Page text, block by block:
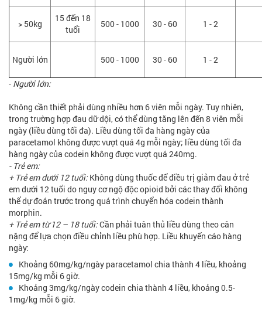
> 50kg
15 đến 18
tuổi
500 - 1000 30 - 60 1 - 2
Người lớn 500 - 1000 30 - 60 1 - 2
- Người lớn:
Không cần thiết phải dùng nhiều hơn 6 viên mỗi ngày. Tuy nhiên,
trong trường hợp đau dữ dội, có thể dùng tăng lên đến 8 viên mỗi
ngày (liều dùng tối đa). Liều dùng tối đa hàng ngày của
paracetamol không được vượt quá 4g mỗi ngày; liều dùng tối đa
hàng ngày của codein không được vượt quá 240mg.
- Trẻ em:
+ Trẻ em dưới 12 tuổi: Không dùng thuốc để điều trị giảm đau ở trẻ
em dưới 12 tuổi do nguy cơ ngộ độc opioid bởi các thay đổi không
thể dự đoán trước trong quá trình chuyển hóa codein thành
morphin.
+ Trẻ em từ 12 – 18 tuổi:Cần phải tuân thủ liều dùng theo cân
nặng để lựa chọn điều chỉnh liều phù hợp. Liều khuyến cáo hàng
ngày:
Khoảng 60mg/kg/ngày paracetamol chia thành 4 liều, khoảng
15mg/kg mỗi 6 giờ.
Khoảng 3mg/kg/ngày codein chia thành 4 liều, khoảng 0.5-
1mg/kg mỗi 6 giờ.